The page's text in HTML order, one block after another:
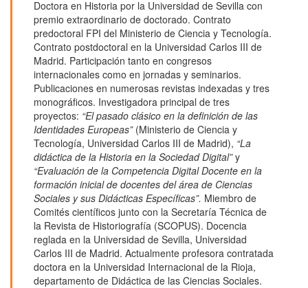
Doctora en Historia por la Universidad de Sevilla con
premio extraordinario de doctorado. Contrato
predoctoral FPI del Ministerio de Ciencia y Tecnología.
Contrato postdoctoral en la Universidad Carlos III de
Madrid. Participación tanto en congresos
internacionales como en jornadas y seminarios.
Publicaciones en numerosas revistas indexadas y tres
monográficos. Investigadora principal de tres
proyectos: “El pasado clásico en la definición de las
Identidades Europeas”(Ministerio de Ciencia y
Tecnología, Universidad Carlos III de Madrid), “La
didáctica de la Historia en la Sociedad Digital”y
“Evaluación de la Competencia Digital Docente en la
formación inicial de docentes del área de Ciencias
Sociales y sus Didácticas Específicas”. Miembro de
Comités científicos junto con la Secretaría Técnica de
la Revista de Historiografía (SCOPUS). Docencia
reglada en la Universidad de Sevilla, Universidad
Carlos III de Madrid. Actualmente profesora contratada
doctora en la Universidad Internacional de la Rioja,
departamento de Didáctica de las Ciencias Sociales.